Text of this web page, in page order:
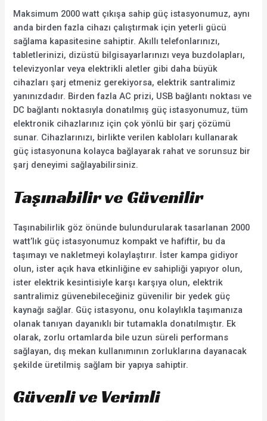
Maksimum 2000 watt çıkışa sahip güç istasyonumuz, aynı
anda birden fazla cihazı çalıştırmak için yeterli gücü
sağlama kapasitesine sahiptir. Akıllı telefonlarınızı,
tabletlerinizi, dizüstü bilgisayarlarınızı veya buzdolapları,
televizyonlar veya elektrikli aletler gibi daha büyük
cihazları şarj etmeniz gerekiyorsa, elektrik santralimiz
yanınızdadır. Birden fazla AC prizi, USB bağlantı noktası ve
DC bağlantı noktasıyla donatılmış güç istasyonumuz, tüm
elektronik cihazlarınız için çok yönlü bir şarj çözümü
sunar. Cihazlarınızı, birlikte verilen kabloları kullanarak
güç istasyonuna kolayca bağlayarak rahat ve sorunsuz bir
şarj deneyimi sağlayabilirsiniz.
Taşınabilir ve Güvenilir
Taşınabilirlik göz önünde bulundurularak tasarlanan 2000
watt’lık güç istasyonumuz kompakt ve hafiftir, bu da
taşımayı ve nakletmeyi kolaylaştırır. İster kampa gidiyor
olun, ister açık hava etkinliğine ev sahipliği yapıyor olun,
ister elektrik kesintisiyle karşı karşıya olun, elektrik
santralimiz güvenebileceğiniz güvenilir bir yedek güç
kaynağı sağlar. Güç istasyonu, onu kolaylıkla taşımanıza
olanak tanıyan dayanıklı bir tutamakla donatılmıştır. Ek
olarak, zorlu ortamlarda bile uzun süreli performans
sağlayan, dış mekan kullanımının zorluklarına dayanacak
şekilde üretilmiş sağlam bir yapıya sahiptir.
Güvenli ve Verimli